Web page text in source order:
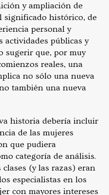
y ampliación de
significado histórico, de
personal y
actividades públicas y
sugerir que, por muy
reales, una
no sólo una nueva
también una nueva
historia debería incluir
de las mujeres
que pudiera
categoría de análisis.
(y las razas) eran
especialistas en los
con mayores intereses